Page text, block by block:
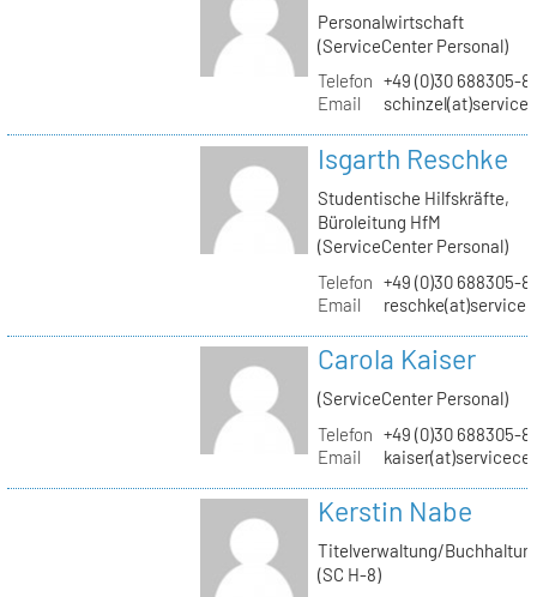
Personalwirtschaft
(ServiceCenter Personal)
Telefon +49 (0)30 688305-
Email
Isgarth Reschke
Studentische Hilfskräfte,
Büroleitung HfM
(ServiceCenter Personal)
Telefon +49 (0)30 688305-
Email
Carola Kaiser
(ServiceCenter Personal)
Telefon +49 (0)30 688305-
Email
Kerstin Nabe
Titelverwaltung/
(SC H-8)